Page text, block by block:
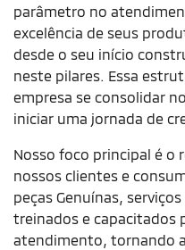
parâmetro no
excelência de seus
desde o seu início
neste pilares. Essa
empresa se consolidar
iniciar uma jornada de
Nosso foco principal é o
nossos clientes e
peças Genuínas,
treinados e capacitados
atendimento, tornando